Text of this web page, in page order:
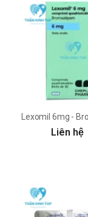
Lexomil 6mg -
Liên hệ